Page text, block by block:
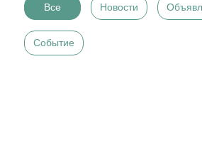
Все Новости
Событие